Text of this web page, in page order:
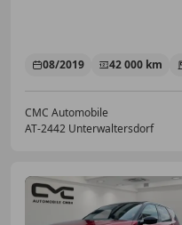
08/2019 42 000 km
CMC Automobile
AT-2442 Unterwaltersdorf